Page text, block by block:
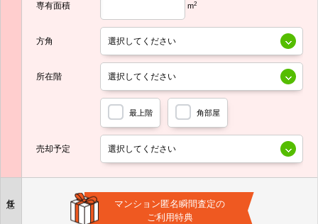
専有面積 m2
方角
所在階
最上階 角部屋
売却予定
マンション匿名瞬間査定の
ご利用特典